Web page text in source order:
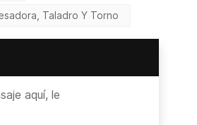
Taladro Y Torno
aquí, le